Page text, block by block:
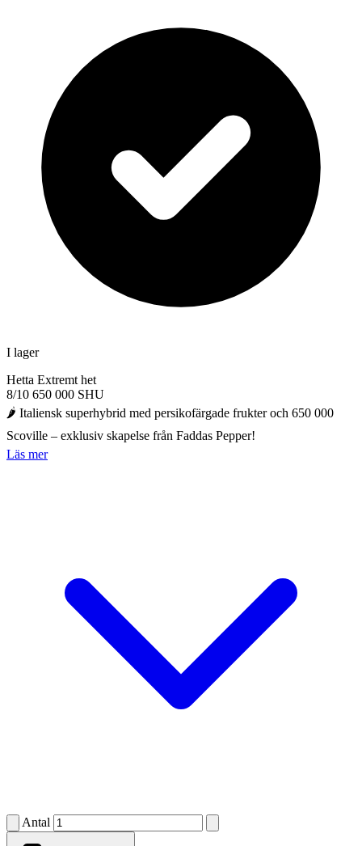
I lager
Hetta Extremt het
8/10 650 000 SHU
🌶️ Italiensk superhybrid med persikofärgade frukter och 650 000
Scoville – exklusiv skapelse från Faddas Pepper!
Läs mer
Antal